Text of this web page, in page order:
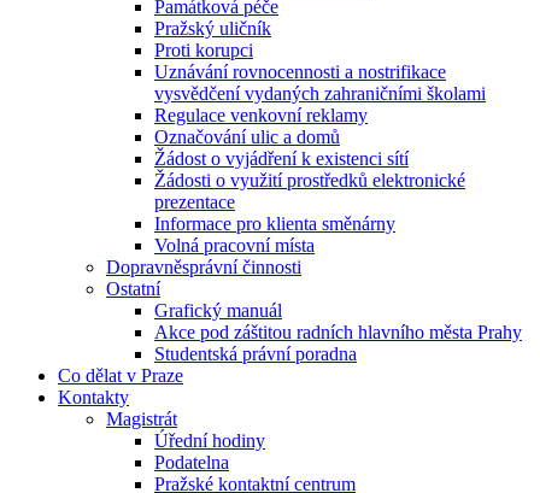
Památková péče
Pražský uličník
Proti korupci
Uznávání rovnocennosti a nostrifikace
vysvědčení vydaných zahraničními školami
Regulace venkovní reklamy
Označování ulic a domů
Žádost o vyjádření k existenci sítí
Žádosti o využití prostředků elektronické
prezentace
Informace pro klienta směnárny
Volná pracovní místa
Dopravněsprávní činnosti
Ostatní
Grafický manuál
Akce pod záštitou radních hlavního města Prahy
Studentská právní poradna
Co dělat v Praze
Kontakty
Magistrát
Úřední hodiny
Podatelna
Pražské kontaktní centrum